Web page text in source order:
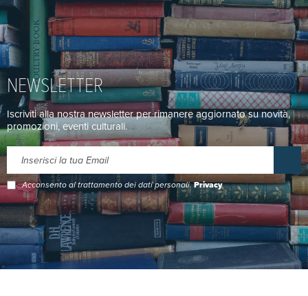
NEWSLETTER
Iscriviti alla nostra newsletter per rimanere aggiornato su novità,
promozioni, eventi culturali.
Acconsento al trattamento dei dati personali.Privacy